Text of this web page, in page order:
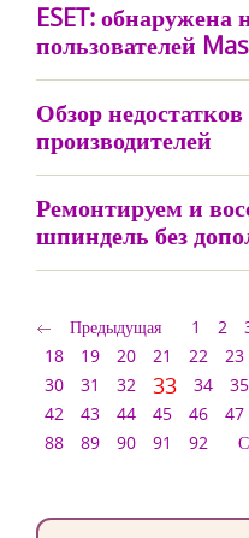
ESET: обнаружена
пользователей
Обзор
производителей
Ремонтируем и
шпиндель без
Предыдущая 1 2
18
19 20 21 22 23
30
31 32 33 34 35
42
43 44 45 46 47
88
89 90 91 92